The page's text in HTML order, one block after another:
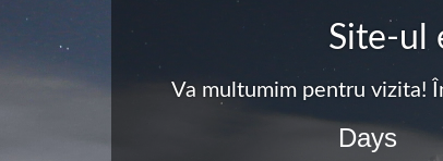
Site-ul
Va multumim pentru vizita!
Days